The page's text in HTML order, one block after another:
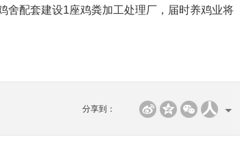
舍配套建设1座鸡粪加工处理厂，届时养鸡业将
分享到：